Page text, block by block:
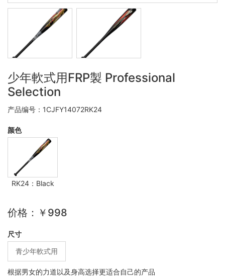
少年軟式用FRP製 Professional
Selection
产品编号：1CJFY14072RK24
颜色
RK24：Black
价格：￥998
尺寸
青少年軟式用
根据男女的力道以及身高选择更适合自己的产品